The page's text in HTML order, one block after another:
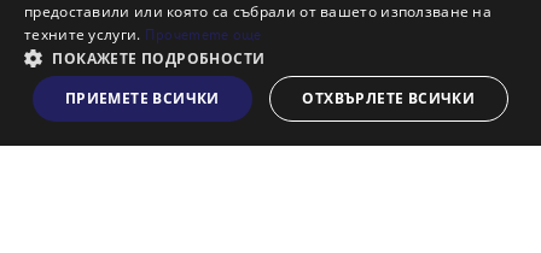
Виж на картата
Кои сме ние?
Франчайз
Блог
Искаш ли да получаваш актуална информация за пазара
на недвижими имоти?
предоставили или която са събрали от вашето използване на
техните услуги. Прочетете още
ПОКАЖЕТЕ ПОДРОБНОСТИ
ПРИЕМЕТЕ ВСИЧКИ
ОТХВЪРЛЕТЕ ВСИЧКИ